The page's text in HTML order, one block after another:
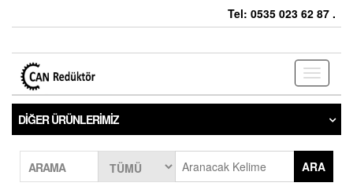
Tel: 0535 023 62 87 .
Toggle
DIĞER ÜRÜNLERIMIZ
ARAMA ARA